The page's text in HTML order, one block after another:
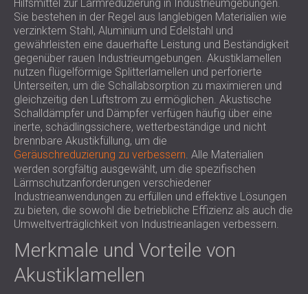
Hilfsmittel zur Lärmreduzierung in Industrieumgebungen.
Sie bestehen in der Regel aus langlebigen Materialien wie
verzinktem Stahl, Aluminium und Edelstahl und
gewährleisten eine dauerhafte Leistung und Beständigkeit
gegenüber rauen Industrieumgebungen. Akustiklamellen
nutzen flügelförmige Splitterlamellen und perforierte
Unterseiten, um die Schallabsorption zu maximieren und
gleichzeitig den Luftstrom zu ermöglichen. Akustische
Schalldämpfer und Dämpfer verfügen häufig über eine
inerte, schädlingssichere, wetterbeständige und nicht
brennbare Akustikfüllung, um die
Geräuschreduzierung zu verbessern. Alle Materialien
werden sorgfältig ausgewählt, um die spezifischen
Lärmschutzanforderungen verschiedener
Industrieanwendungen zu erfüllen und effektive Lösungen
zu bieten, die sowohl die betriebliche Effizienz als auch die
Umweltverträglichkeit von Industrieanlagen verbessern.
Merkmale und Vorteile von
Akustiklamellen